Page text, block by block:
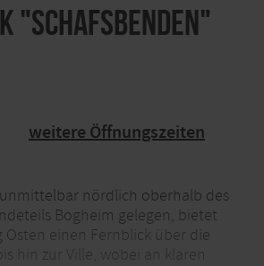
"Schafsbenden"
weitere Öffnungszeiten
unmittelbar nördlich oberhalb des
Bogheim gelegen, bietet
Osten einen Fernblick über die
hin zur Ville, wobei an klaren